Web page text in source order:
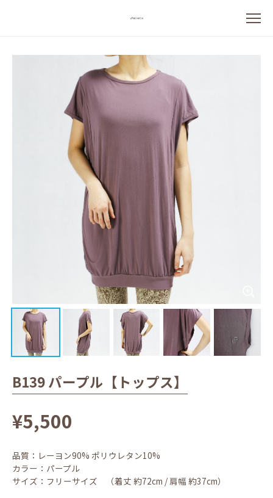
B139 パープル【トップス】
¥5,500
品質：レーヨン90% ポリウレタン10%
カラー：パープル
サイズ：フリーサイズ （着丈 約72cm / 肩幅 約37cm）